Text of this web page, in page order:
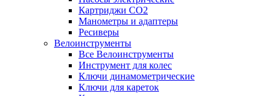
Картриджи CO2
Манометры и адаптеры
Ресиверы
Велоинструменты
Все Велоинструменты
Инструмент для колес
Ключи динамометрические
Ключи для кареток